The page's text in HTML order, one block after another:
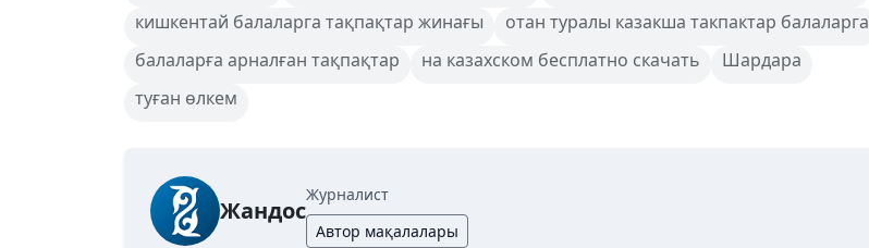
кишкентай балаларга тақпақтар жинағы
отан туралы казакша такпактар балаларга
балаларға арналған тақпақтар
на казахском бесплатно скачать
Шардара
туған өлкем
Жандос
Журналист
Автор мақалалары